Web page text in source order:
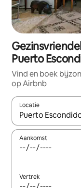
Puerto
Vind en boek
op Airbnb
Locatie
Wanneer er
Aankomst
Vertrek